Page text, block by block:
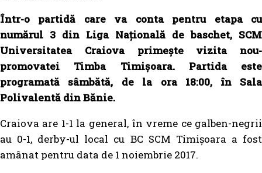
Într-o partidă care va conta pentru etapa cu
numărul 3 din Liga Națională de baschet, SCM
Universitatea Craiova primește vizita nou-
promovatei Timba Timișoara. Partida este
programată sâmbătă, de la ora 18:00, în Sala
Polivalentă din Bănie.
Craiova are 1-1 la general, în vreme ce galben-negrii
au 0-1, derby-ul local cu BC SCM Timișoara a fost
amânat pentru data de 1 noiembrie 2017.